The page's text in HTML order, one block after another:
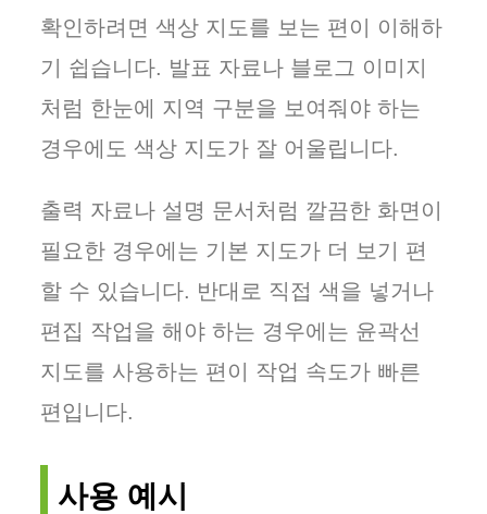
확인하려면 색상 지도를 보는 편이 이해하
기 쉽습니다. 발표 자료나 블로그 이미지
처럼 한눈에 지역 구분을 보여줘야 하는
경우에도 색상 지도가 잘 어울립니다.
출력 자료나 설명 문서처럼 깔끔한 화면이
필요한 경우에는 기본 지도가 더 보기 편
할 수 있습니다. 반대로 직접 색을 넣거나
편집 작업을 해야 하는 경우에는 윤곽선
지도를 사용하는 편이 작업 속도가 빠른
편입니다.
사용 예시